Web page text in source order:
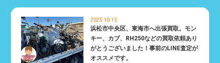
2025.10.15
浜松市中央区、東海市へ出張買取。モン
キー、カブ、RH250などの買取依頼あり
がとうございました！事前のLINE査定が
オススメです。